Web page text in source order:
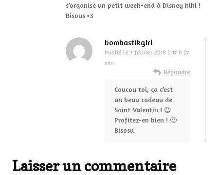
s’organise un petit week-end à Disney hihi !
Bisous <3
bombastikgirl
Publié le 7 février 2018 à 17 h 07
min
Répondre
Coucou toi, ça c’est
un beau cadeau de
Saint-Valentin ! 😉
Profitez-en bien ! 🙂
Bisosu
Laisser un commentaire